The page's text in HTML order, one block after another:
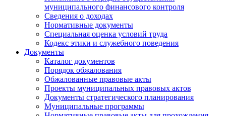
муниципального финансового контроля
Сведения о доходах
Нормативные документы
Специальная оценка условий труда
Кодекс этики и служебного поведения
Документы
Каталог документов
Порядок обжалования
Обжалованные правовые акты
Проекты муниципальных правовых актов
Документы стратегического планирования
Муниципальные программы